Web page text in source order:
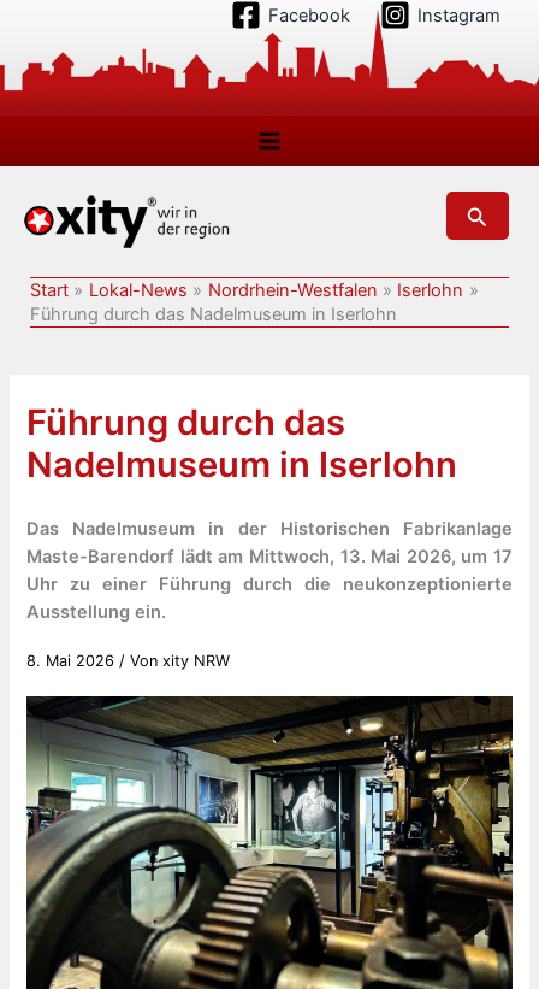
springen
Facebook Instagram
Suchen
Start Lokal-News Nordrhein-Westfalen
Iserlohn
Führung durch das Nadelmuseum in Iserlohn
Führung durch das
Nadelmuseum in Iserlohn
Das Nadelmuseum in der Historischen Fabrikanlage
Maste-Barendorf lädt am Mittwoch, 13. Mai 2026, um 17
Uhr zu einer Führung durch die neukonzeptionierte
Ausstellung ein.
8. Mai 2026 / Vonxity NRW